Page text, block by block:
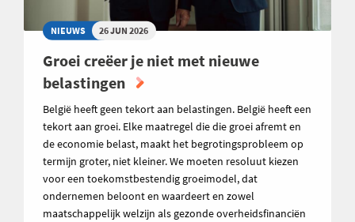
NIEUWS 26 JUN 2026
Groei creëer je niet met nieuwe
belastingen
België heeft geen tekort aan belastingen. België heeft een
tekort aan groei. Elke maatregel die die groei afremt en
de economie belast, maakt het begrotingsprobleem op
termijn groter, niet kleiner. We moeten resoluut kiezen
voor een toekomstbestendig groeimodel, dat
ondernemen beloont en waardeert en zowel
maatschappelijk welzijn als gezonde overheidsfinanciën